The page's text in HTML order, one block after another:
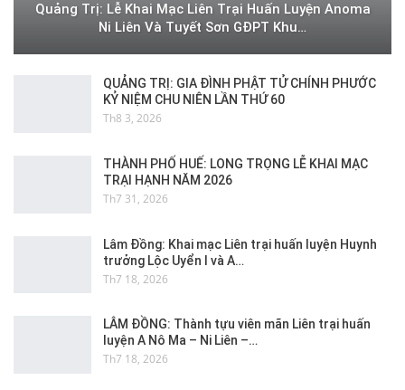
Quảng Trị: Lễ Khai Mạc Liên Trại Huấn Luyện Anoma
Ni Liên Và Tuyết Sơn GĐPT Khu…
QUẢNG TRỊ: GIA ĐÌNH PHẬT TỬ CHÍNH PHƯỚC
KỶ NIỆM CHU NIÊN LẦN THỨ 60
Th8 3, 2026
THÀNH PHỐ HUẾ: LONG TRỌNG LỄ KHAI MẠC
TRẠI HẠNH NĂM 2026
Th7 31, 2026
Lâm Đồng: Khai mạc Liên trại huấn luyện Huynh
trưởng Lộc Uyển I và A…
Th7 18, 2026
LÂM ĐỒNG: Thành tựu viên mãn Liên trại huấn
luyện A Nô Ma – Ni Liên –…
Th7 18, 2026